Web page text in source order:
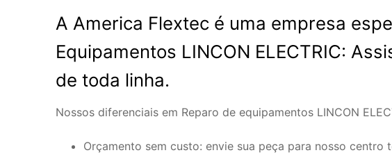
A America Flextec é uma empresa
Equipamentos LINCON ELECTRIC:
de toda linha.
Nossos diferenciais em Reparo de equipamentos LINCON
Orçamento sem custo: envie sua peça para nosso